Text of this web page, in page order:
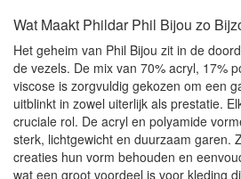
Wat Maakt Phildar Phil Bijou zo
Het geheim van Phil Bijou zit in de
de vezels. De mix van 70% acryl, 17%
viscose is zorgvuldig gekozen om een
uitblinkt in zowel uiterlijk als prestatie.
cruciale rol. De acryl en polyamide
sterk, lichtgewicht en duurzaam garen.
creaties hun vorm behouden en
wat een groot voordeel is voor kleding